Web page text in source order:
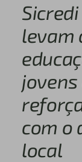
levam
jovens
com o
local